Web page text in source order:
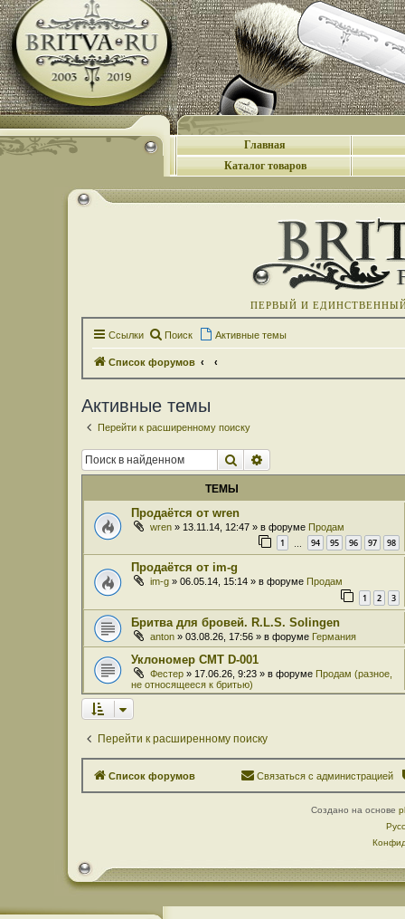
Главная
Каталог товаров
ПЕРВЫЙ И
Ссылки Поиск Активные темы
Список форумов
Активные темы
Перейти к расширенному поиску
Поиск
ТЕМЫ
Продаётся от wren
wren » 13.11.14, 12:47 » в форуме Продам
1 94 95 96 97 98
Продаётся от im-g
im-g » 06.05.14, 15:14 » в форуме Продам
1 2 3
Бритва для бровей. R.L.S. Solingen
anton » 03.08.26, 17:56 » в форуме Германия
Уклономер СМТ D-001
Фестер » 17.06.26, 9:23 » в форуме Продам (разное,
не относящееся к бритью)
Перейти к расширенному поиску
Список форумов Связаться с администрацией
Создано на основе